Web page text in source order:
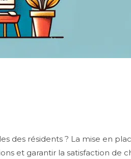
des résidents ? La mise en
et garantir la satisfaction de